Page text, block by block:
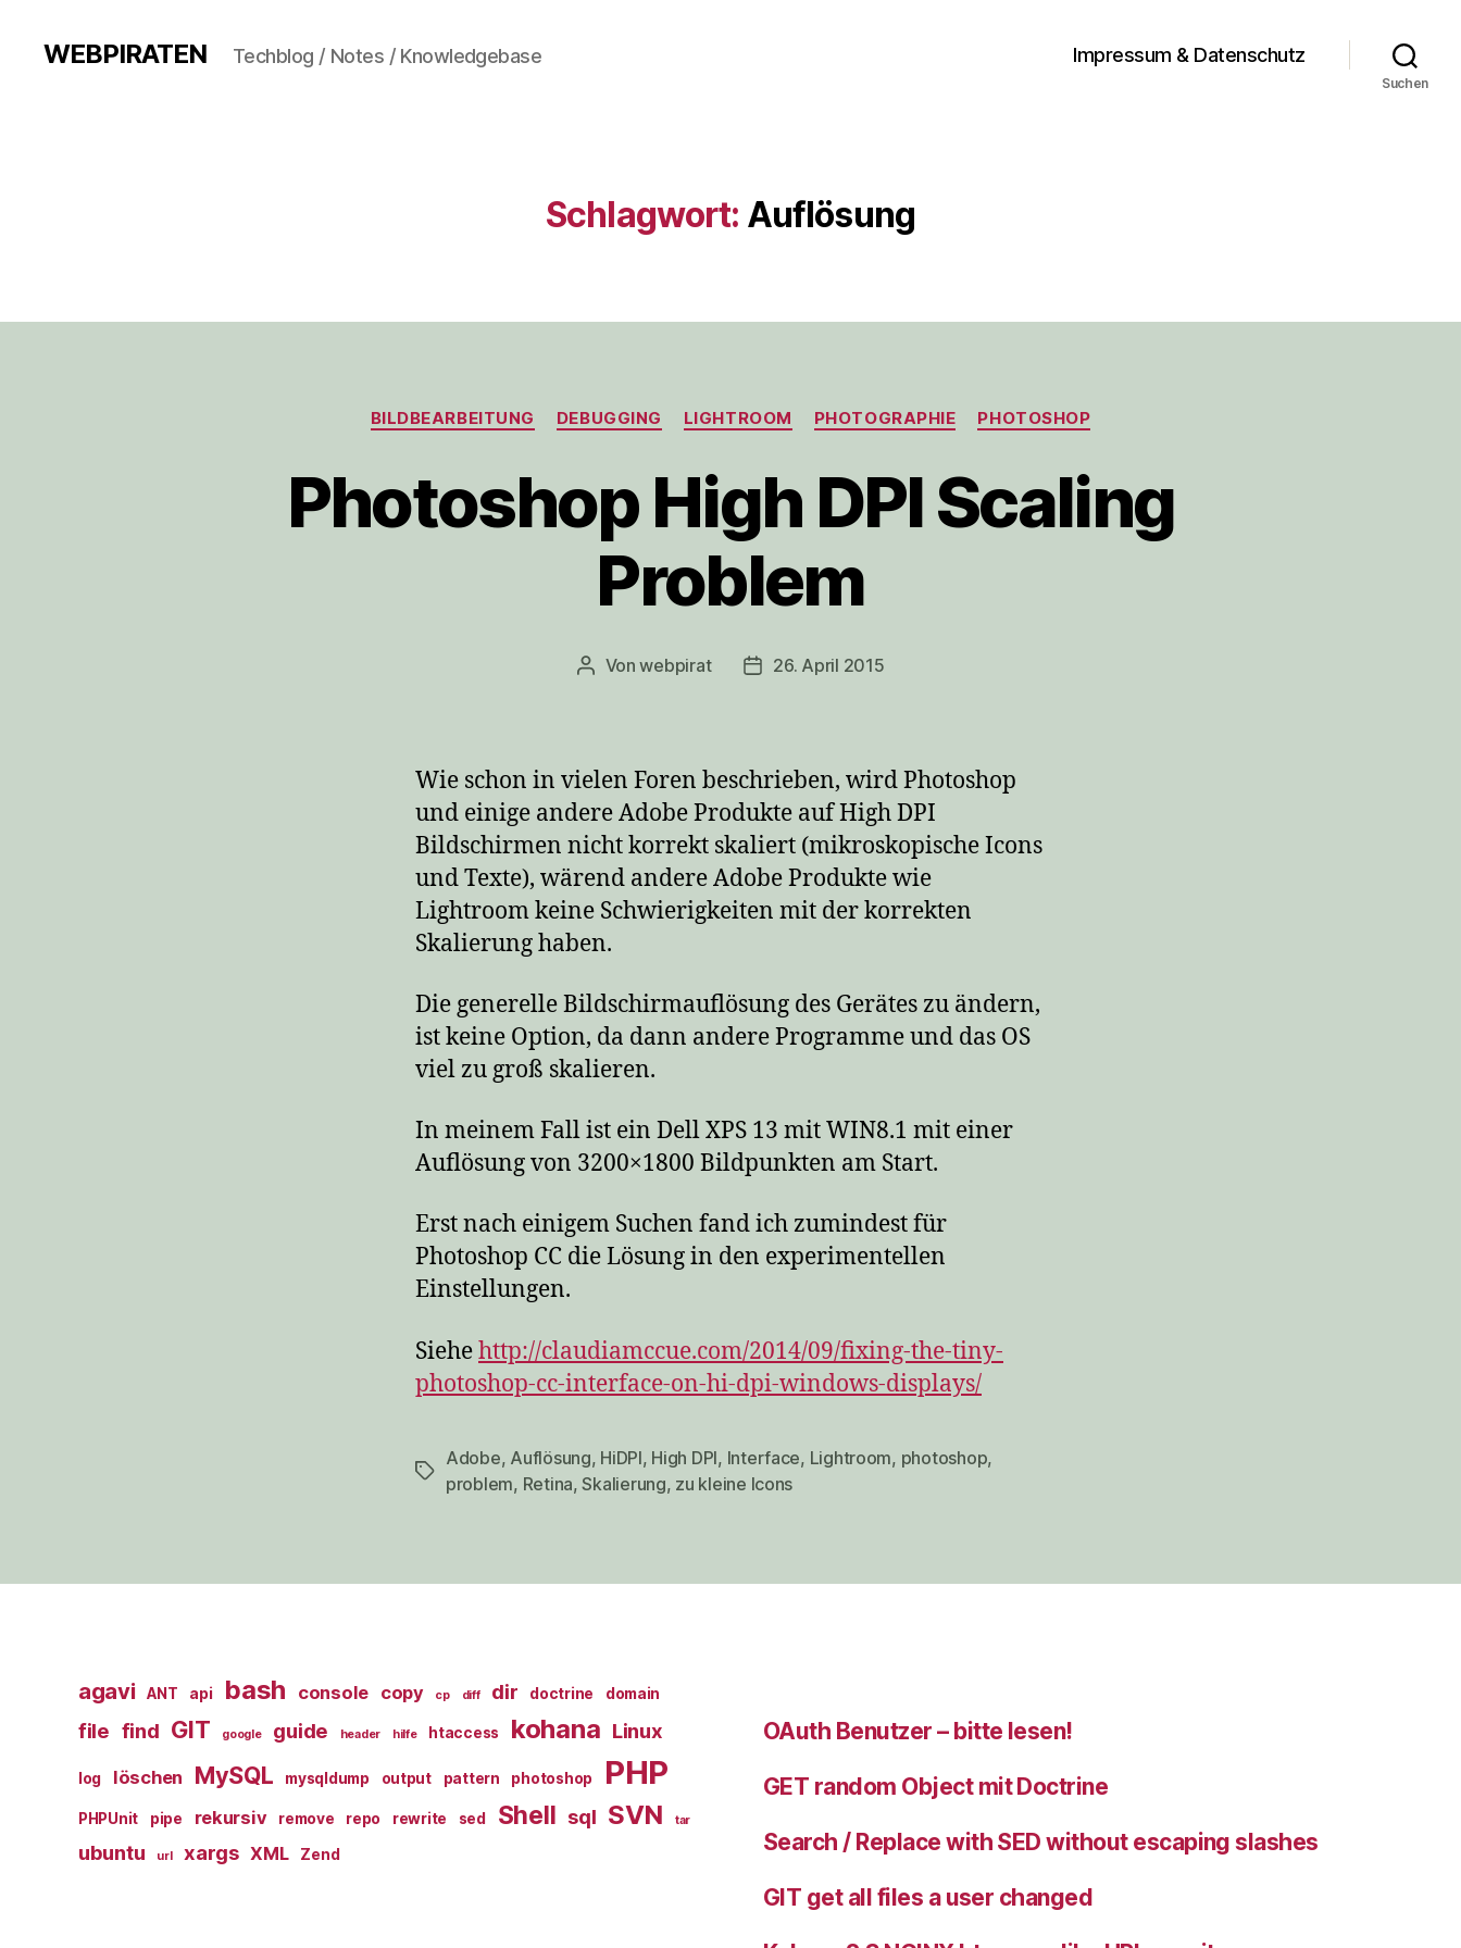
WEBPIRATEN Techblog / Notes / Knowledgebase Impressum & Datenschutz
Suchen
Schlagwort: Auflösung
Kategorien
BILDBEARBEITUNG DEBUGGING LIGHTROOM PHOTOGRAPHIE PHOTOSHOP
Photoshop High DPI Scaling
Problem
Beitragsautor
Vonwebpirat Veröffentlichungsdatum
26. April 2015
Wie schon in vielen Foren beschrieben, wird Photoshop
und einige andere Adobe Produkte auf High DPI
Bildschirmen nicht korrekt skaliert (mikroskopische Icons
und Texte), wärend andere Adobe Produkte wie
Lightroom keine Schwierigkeiten mit der korrekten
Skalierung haben.
Die generelle Bildschirmauflösung des Gerätes zu ändern,
ist keine Option, da dann andere Programme und das OS
viel zu groß skalieren.
In meinem Fall ist ein Dell XPS 13 mit WIN8.1 mit einer
Auflösung von 3200×1800 Bildpunkten am Start.
Erst nach einigem Suchen fand ich zumindest für
Photoshop CC die Lösung in den experimentellen
Einstellungen.
Siehehttp://claudiamccue.com/2014/09/fixing-the-tiny-
photoshop-cc-interface-on-hi-dpi-windows-displays/
Schlagwörter
Adobe, Auflösung, HiDPI, High DPI, Interface, Lightroom, photoshop,
problem, Retina,Skalierung, zu kleine Icons
agavi ANT api bash console copy cp diff dir doctrine domain
file find GIT google guide header hilfe htaccess kohana Linux
log löschen MySQL mysqldump output pattern photoshop PHP
PHPUnit pipe rekursiv remove repo rewrite sed Shell sql SVN tar
ubuntu url xargs XML Zend
OAuth Benutzer – bitte lesen!
GET random Object mit Doctrine
Search / Replace with SED without escaping slashes
GIT get all files a user changed